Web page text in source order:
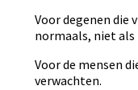
Voor degenen die
normaals, niet
Voor de mensen
verwachten.